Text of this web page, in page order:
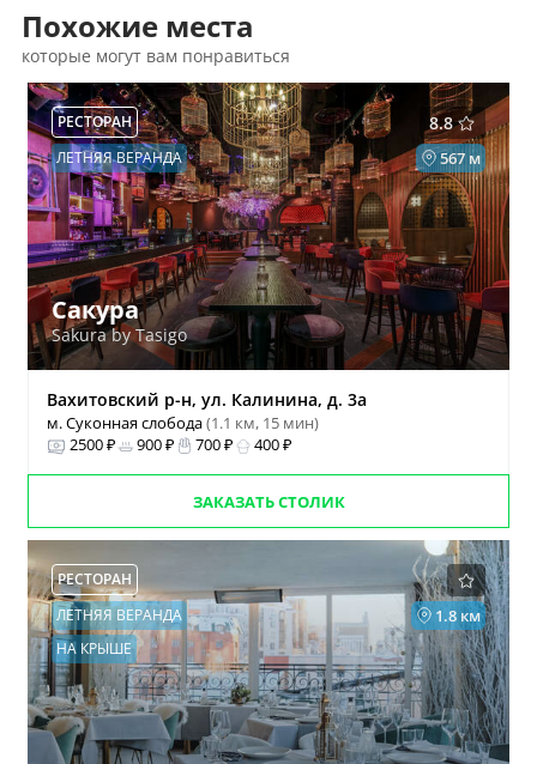
Похожие места
которые могут вам понравиться
8.8
РЕСТОРАН
567 м
ЛЕТНЯЯ ВЕРАНДА
Сакура
Sakura by Tasigo
Вахитовский р-н, ул. Калинина, д. 3а
м. Суконная слобода(1.1 км, 15 мин)
2500 ₽
900 ₽ 700 ₽ 400 ₽
ЗАКАЗАТЬ СТОЛИК
РЕСТОРАН
1.8 км
ЛЕТНЯЯ ВЕРАНДА
НА КРЫШЕ